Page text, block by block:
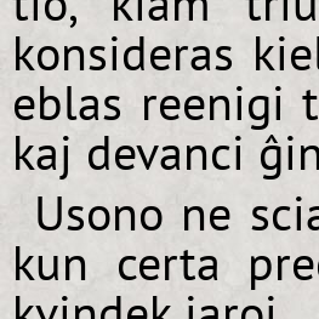
konsideras
eblas reenigi
kaj devanci
Usono ne
kun certa